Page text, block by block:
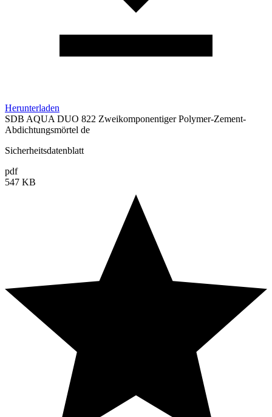
Herunterladen
SDB AQUA DUO 822 Zweikomponentiger Polymer-Zement-
Abdichtungsmörtel de
Sicherheitsdatenblatt
pdf
547 KB